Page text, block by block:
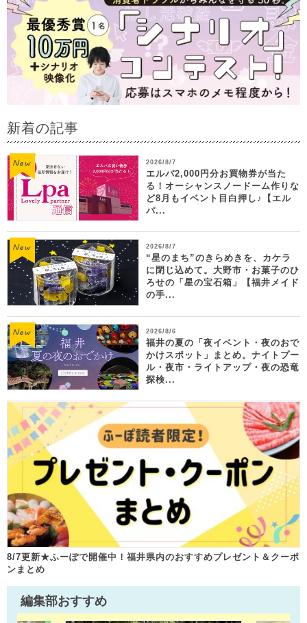
新着の記事
2026/8/7
エルパ2,000円分お買物券が当た
る！オーシャンスノードーム作りな
ど8月もイベント目白押し♪【エル
パ...
2026/8/7
“星のまち”のきらめきを、カケラ
に閉じ込めて。大野市・お菓子のひ
ろせの「星の宝石箱」【福井メイド
の手...
2026/8/6
福井の夏の「夜イベント・夜のおで
かけスポット」まとめ。ナイトプー
ル・夜市・ライトアップ・夜の恐竜
探検...
8/7更新★ふーぽで開催中！福井県内のおすすめプレゼント＆クーポ
ンまとめ
編集部おすすめ